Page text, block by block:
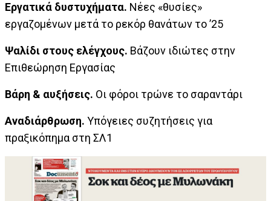
Εργατικά δυστυχήματα. Νέες «θυσίες»
εργαζομένων μετά το ρεκόρ θανάτων το ’25
Ψαλίδι στους ελέγχους. Βάζουν ιδιώτες στην
Επιθεώρηση Εργασίας
Βάρη & αυξήσεις. Οι φόροι τρώνε το σαραντάρι
Αναδιάρθρωση. Υπόγειες συζητήσεις για
πραξικόπημα στη ΣΛ1